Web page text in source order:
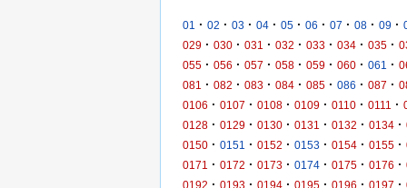
01 · 02 · 03 · 04 · 05 · 06 · 07 · 08 · 09 ·
029 · 030 · 031 · 032 · 033 · 034 · 035 ·
055 · 056 · 057 · 058 · 059 · 060 · 061 ·
081
· 082 · 083 · 084 · 085 · 086 · 087 ·
0106 · 0107 · 0108 · 0109 · 0110 · 0111 ·
0128 · 0129 · 0130 · 0131 · 0132 · 0134 ·
0150 · 0151 · 0152 · 0153 · 0154 · 0155 ·
0171
· 0172 · 0173 · 0174 · 0175 · 0176 ·
0192 · 0193 · 0194 · 0195 · 0196 · 0197 ·